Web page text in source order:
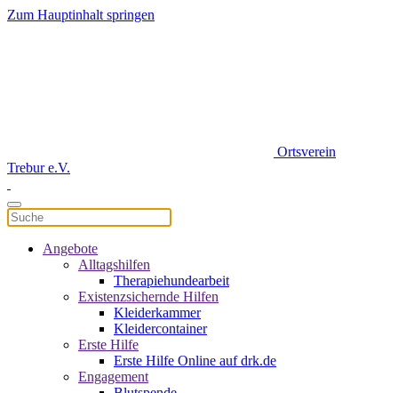
Zum Hauptinhalt springen
Ortsverein
Trebur e.V.
Angebote
Alltagshilfen
Therapiehundearbeit
Existenzsichernde Hilfen
Kleiderkammer
Kleidercontainer
Erste Hilfe
Erste Hilfe Online auf drk.de
Engagement